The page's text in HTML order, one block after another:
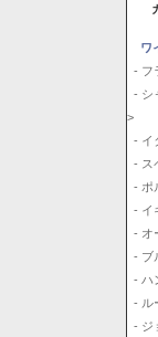
カ
ワ
- フ
- シ
>
- イ
- ス
- ポ
- イ
- オ
- ブ
- ハ
- ル
- ジ